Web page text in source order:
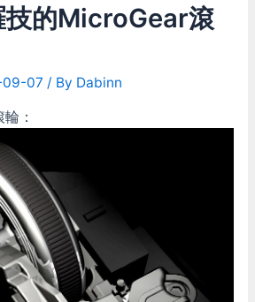
的MicroGear滾
07 / By Dabinn
：